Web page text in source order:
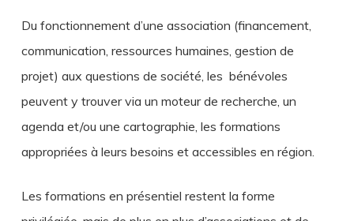
Du fonctionnement d’une association (financement,
communication, ressources humaines, gestion de
projet) aux questions de société, les bénévoles
peuvent y trouver via un moteur de recherche, un
agenda et/ou une cartographie, les formations
appropriées à leurs besoins et accessibles en région.
Les formations en présentiel restent la forme